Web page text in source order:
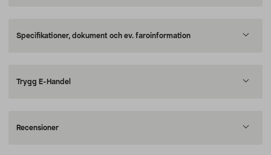
Specifikationer, dokument och ev. faroinformation
Trygg E-Handel
Recensioner